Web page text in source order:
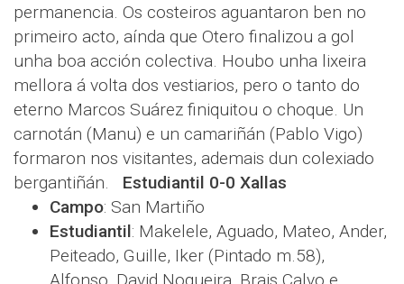
permanencia. Os costeiros aguantaron ben no
primeiro acto, aínda que Otero finalizou a gol
unha boa acción colectiva. Houbo unha lixeira
mellora á volta dos vestiarios, pero o tanto do
eterno Marcos Suárez finiquitou o choque. Un
carnotán (Manu) e un camariñán (Pablo Vigo)
formaron nos visitantes, ademais dun colexiado
bergantiñán. Estudiantil 0-0 Xallas
Campo: San Martiño
Estudiantil: Makelele, Aguado, Mateo, Ander,
Peiteado, Guille, Iker (Pintado m.58),
Alfonso, David Nogueira, Brais Calvo e